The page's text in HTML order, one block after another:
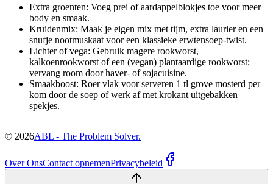
Extra groenten: Voeg prei of aardappelblokjes toe voor meer
body en smaak.
Kruidenmix: Maak je eigen mix met tijm, extra laurier en een
snufje nootmuskaat voor een klassieke erwtensoep-twist.
Lichter of vega: Gebruik magere rookworst,
kalkoenrookworst of een (vegan) plantaardige rookworst;
vervang room door haver- of sojacuisine.
Smaakboost: Roer vlak voor serveren 1 tl grove mosterd per
kom door de soep of werk af met krokant uitgebakken
spekjes.
© 2026ABL - The Problem Solver.
Over OnsContact opnemenPrivacybeleid